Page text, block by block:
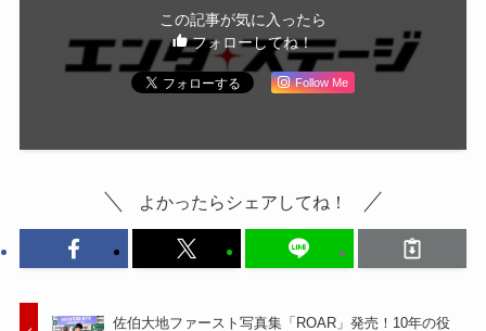
この記事が気に入ったら
フォローしてね！
Follow Me
よかったらシェアしてね！
佐伯大地ファースト写真集「ROAR」発売！10年の役